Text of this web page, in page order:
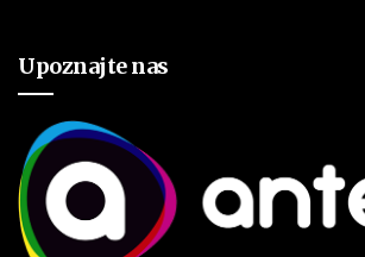
Upoznajte nas